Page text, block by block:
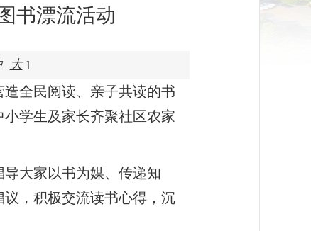
书漂流活动
大 ]
全民阅读、亲子共读的书
学生及家长齐聚社区农家
大家以书为媒、传递知
，积极交流读书心得，沉